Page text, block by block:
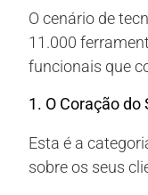
O cenário de
11.000
funcionais que
1. O Coração do
Esta é a
sobre os seus